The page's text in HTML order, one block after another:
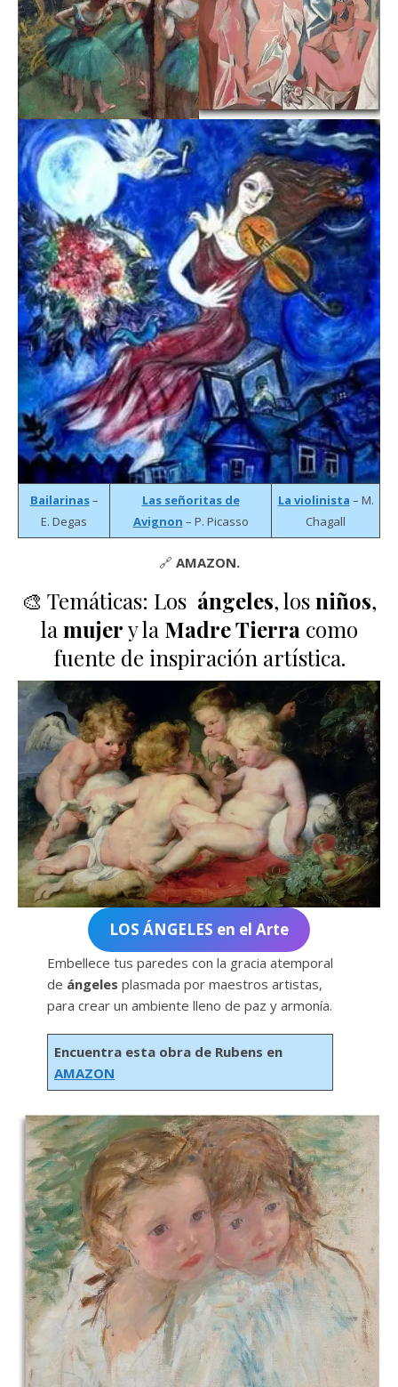
Bailarinas–
E. Degas
Las señoritas de
Avignon – P. Picasso
La violinista – M.
Chagall
🔗 AMAZON.
🎨 Temáticas: Los ángeles, losniños,
lamujery la Madre Tierracomo
fuente de inspiración artística.
LOS ÁNGELES en el Arte
Embellece tus paredes con la gracia atemporal
de ángeles plasmada por maestros artistas,
para crear un ambiente lleno de paz y armonía.
Encuentra esta obra de Rubens en
AMAZON